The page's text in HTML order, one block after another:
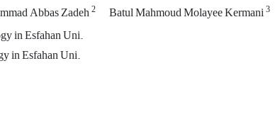
Abbas Zadeh2 Batul Mahmoud Molayee Kermani3
in Esfahan Uni.
in Esfahan Uni.